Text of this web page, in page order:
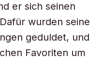
er sich seinen
wurden seine
geduldet, und
Favoriten um